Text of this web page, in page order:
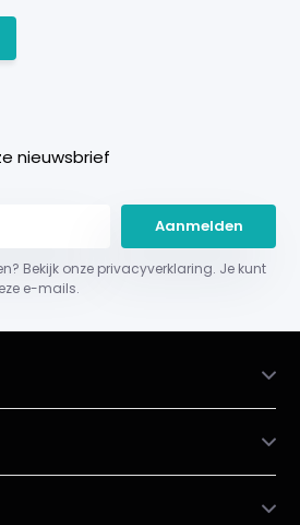
nieuwsbrief
Aanmelden
Bekijk onze privacyverklaring. Je kunt
e-mails.